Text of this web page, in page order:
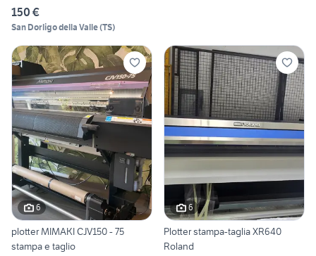
150 €
San Dorligo della Valle(TS)
6
plotter MIMAKI CJV150 - 75
stampa e taglio
6
Plotter stampa-taglia XR640
Roland